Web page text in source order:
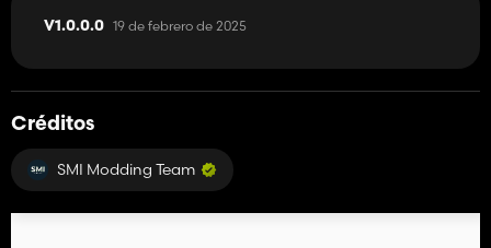
V1.0.0.0 19 de febrero de 2025
Créditos
SMI Modding Team